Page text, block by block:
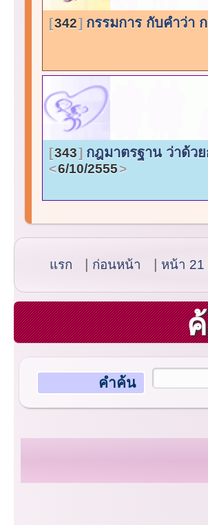
342 กรรมการ กับคำว่า
343 กฎมาตรฐาน ว่าด้ว
6/10/2555
แรก ก่อนหน้า หน้า 21
คำค้น